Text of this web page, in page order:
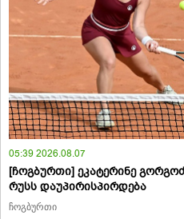
05:39 2026.08.07
[ჩოგბურთი] ეკატერინე
რუსს დაუპირისპირდება
ჩოგბურთი